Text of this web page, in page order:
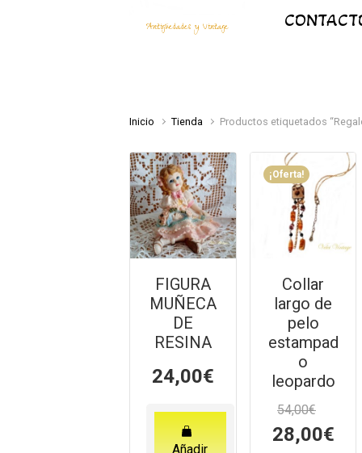
Antigüedades y Vintage
Inicio Tienda Productos etiquetados
FIGURA
MUÑECA
DE
RESINA
24,00€
Añadir
¡Oferta!
Collar
largo de
pelo
estampad
o
leopardo
54,00€
El
precio
28,00€El